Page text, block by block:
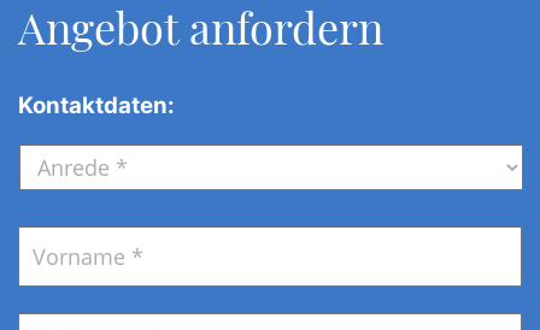
Angebot anfordern
Kontaktdaten:
Anrede *
Name *